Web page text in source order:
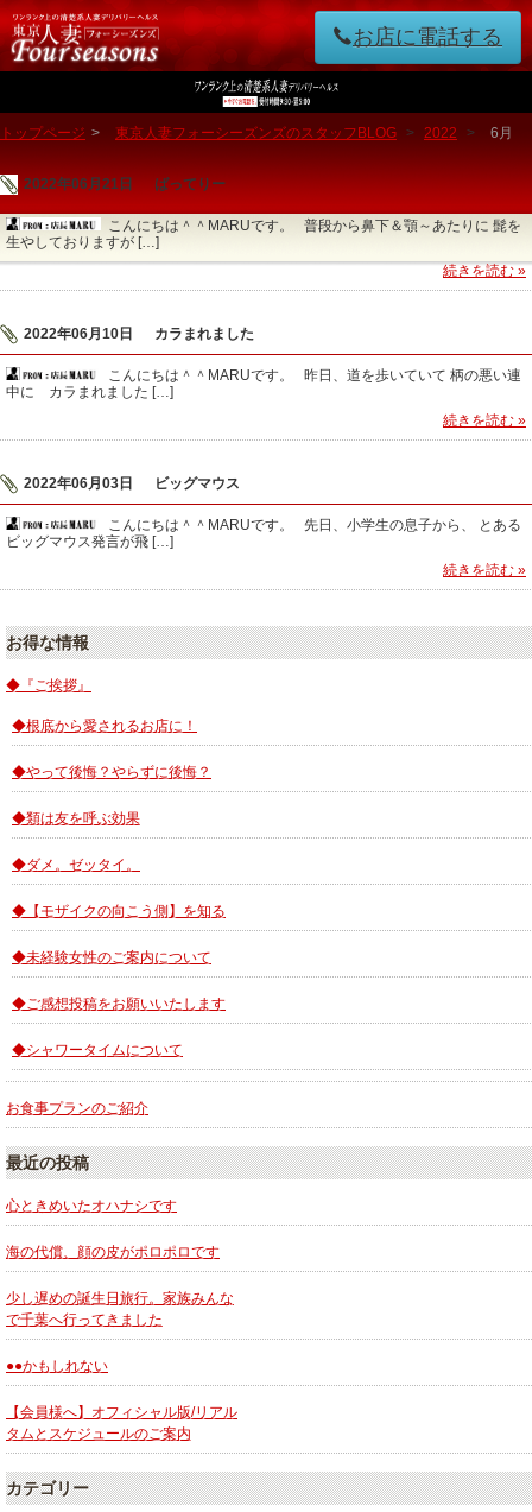
お店に電話する
トップページ > 東京人妻フォーシーズンズのスタッフBLOG > 2022 > 6月
2022年06月21日 ばってりー
こんにちは＾＾MARUです。 普段から鼻下＆顎～あたりに 髭を
生やしておりますが […]
続きを読む »
2022年06月10日 カラまれました
こんにちは＾＾MARUです。 昨日、道を歩いていて 柄の悪い連
中に カラまれました […]
続きを読む »
2022年06月03日 ビッグマウス
こんにちは＾＾MARUです。 先日、小学生の息子から、 とある
ビッグマウス発言が飛 […]
続きを読む »
お得な情報
◆『ご挨拶』
◆根底から愛されるお店に！
◆やって後悔？やらずに後悔？
◆類は友を呼ぶ効果
◆ダメ。ゼッタイ。
◆【モザイクの向こう側】を知る
◆未経験女性のご案内について
◆ご感想投稿をお願いいたします
◆シャワータイムについて
お食事プランのご紹介
最近の投稿
心ときめいたオハナシです
海の代償、顔の皮がポロポロです
少し遅めの誕生日旅行。家族みんな
で千葉へ行ってきました
●●かもしれない
【会員様へ】オフィシャル版/リアル
タムとスケジュールのご案内
カテゴリー